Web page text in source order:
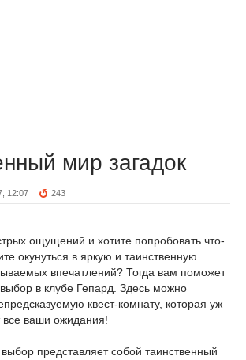
мир загадок
12:07 243
ощущений и хотите попробовать что-
окунуться в яркую и таинственную
впечатлений? Тогда вам поможет
в клубе Гепард. Здесь можно
квест-комнату, которая уж
все ваши ожидания!
представляет собой таинственный